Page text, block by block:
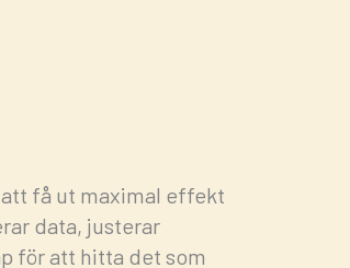
få ut maximal effekt
data, justerar
för att hitta det som